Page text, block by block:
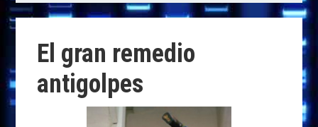
El gran remedio
antigolpes